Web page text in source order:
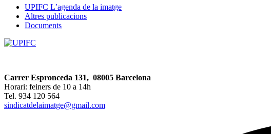
UPIFC L’agenda de la imatge
Altres publicacions
Documents
Carrer Espronceda 131, 08005 Barcelona
Horari: feiners de 10 a 14h
Tel. 934 120 564
sindicatdelaimatge@gmail.com